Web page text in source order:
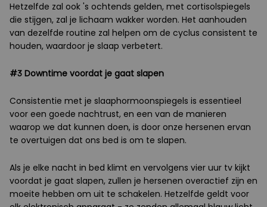
Hetzelfde zal ook 's ochtends gelden, met cortisolspiegels
die stijgen, zal je lichaam wakker worden. Het aanhouden
van dezelfde routine zal helpen om de cyclus consistent te
houden, waardoor je slaap verbetert.
#3 Downtime voordat je gaat slapen
Consistentie met je slaaphormoonspiegels is essentieel
voor een goede nachtrust, en een van de manieren
waarop we dat kunnen doen, is door onze hersenen ervan
te overtuigen dat ons bed is om te slapen.
Als je elke nacht in bed klimt en vervolgens vier uur tv kijkt
voordat je gaat slapen, zullen je hersenen overactief zijn en
moeite hebben om uit te schakelen. Hetzelfde geldt voor